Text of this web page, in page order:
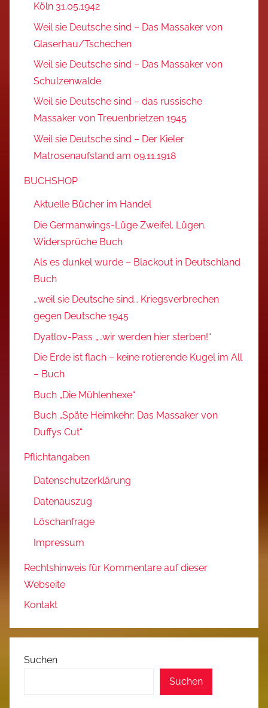
Köln 31.05.1942
Weil sie Deutsche sind – Das Massaker von
Glaserhau/Tschechen
Weil sie Deutsche sind – Das Massaker von
Schulzenwalde
Weil sie Deutsche sind – das russische
Massaker von Treuenbrietzen 1945
Weil sie Deutsche sind – Der Kieler
Matrosenaufstand am 09.11.1918
BUCHSHOP
Aktuelle Bücher im Handel
Die Germanwings-Lüge Zweifel. Lügen.
Widersprüche Buch
Als es dunkel wurde – Blackout in Deutschland
Buch
…weil sie Deutsche sind… Kriegsverbrechen
gegen Deutsche 1945
Dyatlov-Pass „…wir werden hier sterben!“
Die Erde ist flach – keine rotierende Kugel im All
– Buch
Buch „Die Mühlenhexe“
Buch „Späte Heimkehr: Das Massaker von
Duffys Cut“
Pflichtangaben
Datenschutzerklärung
Datenauszug
Löschanfrage
Impressum
Rechtshinweis für Kommentare auf dieser
Webseite
Kontakt
Suchen
Suchen